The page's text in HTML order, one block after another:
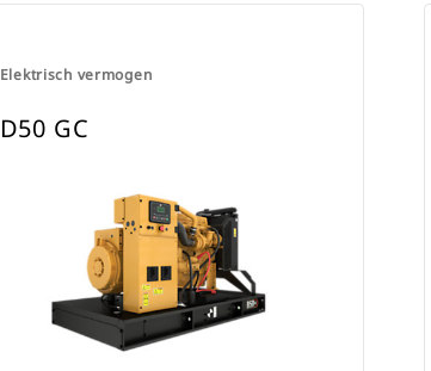
Elektrisch vermogen
D50 GC